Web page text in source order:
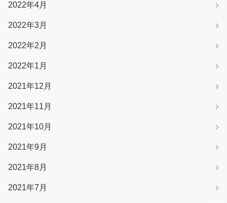
2022年4月
2022年3月
2022年2月
2022年1月
2021年12月
2021年11月
2021年10月
2021年9月
2021年8月
2021年7月